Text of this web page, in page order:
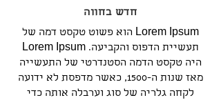
חדש בחווה
Lorem Ipsum הוא פשוט טקסט דמה של
תעשיית הדפוס והקביעה. Lorem Ipsum
היה טקסט הדמה הסטנדרטי של התעשייה
מאז שנות ה-1500, כאשר מדפסת לא ידועה
לקחה גלריה של סוג וערבלה אותה כדי